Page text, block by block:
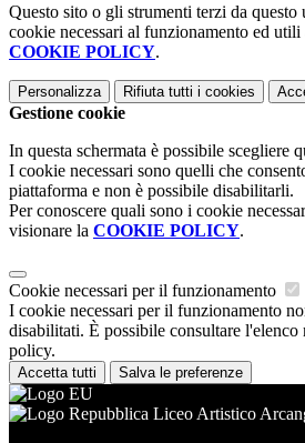
Questo sito o gli strumenti terzi da
cookie necessari al funzionamento ed
COOKIE POLICY.
Personalizza Rifiuta tutti i cookies
Gestione cookie
In questa schermata è possibile scegliere
I cookie necessari sono quelli che
piattaforma e non è possibile disabilitarli.
Per conoscere quali sono i cookie
visionare la COOKIE POLICY.
Cookie necessari per il funzionamento
I cookie necessari per il funzionamento
disabilitati. È possibile consultare
policy.
Accetta tutti Salva le preferenze
Liceo Artistico